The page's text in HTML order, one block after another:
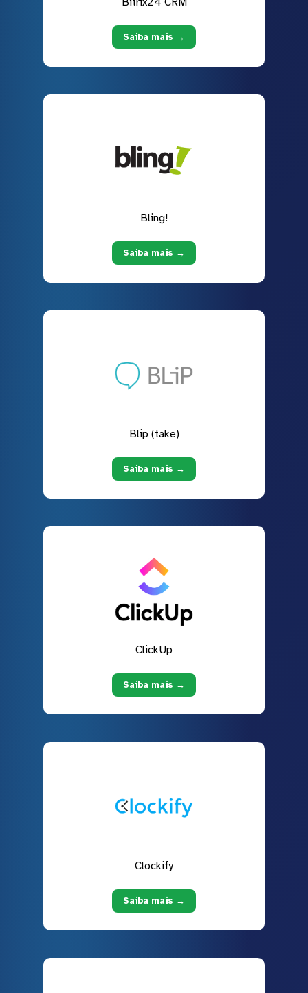
Saiba mais →
Bling!
Saiba mais →
Blip (take)
Saiba mais →
ClickUp
Saiba mais →
Clockify
Saiba mais →